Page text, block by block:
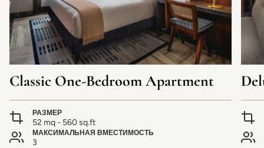
Classic One-Bedroom Apartment
РАЗМЕР
52 mq - 560 sq.ft
МАКСИМАЛЬНАЯ ВМЕСТИМОСТЬ
3